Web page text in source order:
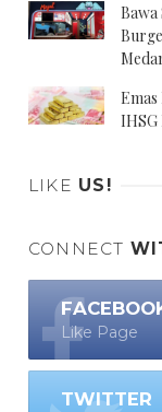
Bawa
IHSG
LIKE US!
CONNECT
Like Page
TWITTER